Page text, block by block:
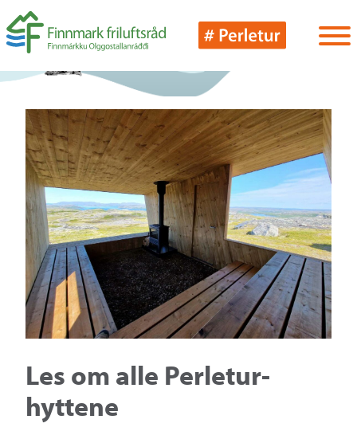
Les om alle Perletur-
hyttene